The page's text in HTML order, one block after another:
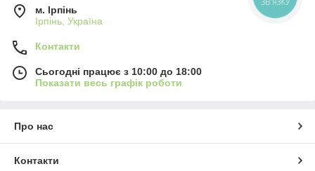
м. Ірпінь
Ірпінь, Україна
Контакти
Сьогодні працює з 10:00 до 18:00
Показати весь графік роботи
Про нас
Контакти